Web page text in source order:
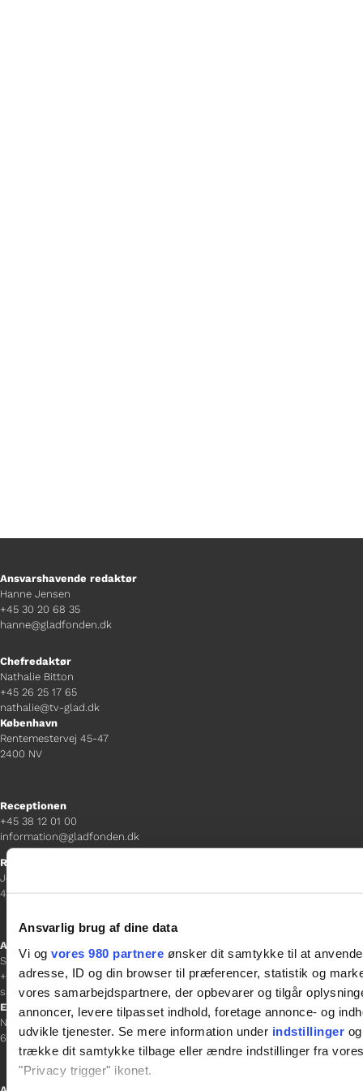
Ansvarlig brug af dine data
Vi og vores 980 partnere ønsker dit samtykke til at
adresse, ID og din browser til præferencer, statistik og
vores samarbejdspartnere, der opbevarer og tilgår
annoncer, levere tilpasset indhold, foretage annonce- og
udvikle tjenester. Se mere information under indstillinger
trække dit samtykke tilbage eller ændre indstillinger fra
"Privacy trigger" ikonet.
Ansvarshavende redaktør
Hanne Jensen
+45 30 20 68 35
hanne@gladfonden.dk
Chefredaktør
Nathalie Bitton
+45 26 25 17 65
nathalie@tv-glad.dk
København
Rentemestervej 45-47
2400 NV
Receptionen
+45 38 12 01 00
information@gladfonden.dk
Ringsted
Jernbanevej 8
4100 Ringsted
Afdelingschef
Sacha Lohmann Weiss
+45 40 27 91 11
sacha.lw@gladfonden.dk
Esbjerg
Norgesgade 1, 2. sal
6700 Esbjerg